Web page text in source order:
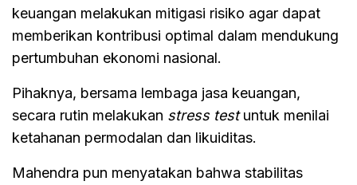
keuangan melakukan mitigasi risiko agar dapat
memberikan kontribusi optimal dalam mendukung
pertumbuhan ekonomi nasional.
Pihaknya, bersama lembaga jasa keuangan,
secara rutin melakukan stress testuntuk menilai
ketahanan permodalan dan likuiditas.
Mahendra pun menyatakan bahwa stabilitas